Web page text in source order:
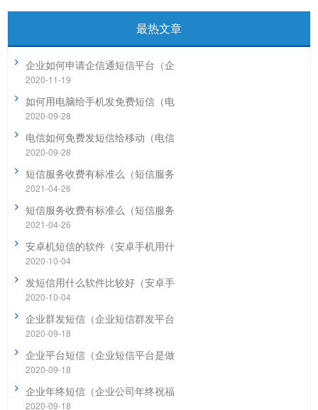
最热文章
企业如何申请企信通短信平台（企
2020-11-19
如何用电脑给手机发免费短信（电
2020-09-28
电信如何免费发短信给移动（电信
2020-09-28
短信服务收费有标准么（短信服务
2021-04-26
短信服务收费有标准么（短信服务
2021-04-26
安卓机短信的软件（安卓手机用什
2020-10-04
发短信用什么软件比较好（安卓手
2020-10-04
企业群发短信（企业短信群发平台
2020-09-18
企业平台短信（企业短信平台是做
2020-09-18
企业年终短信（企业公司年终祝福
2020-09-18